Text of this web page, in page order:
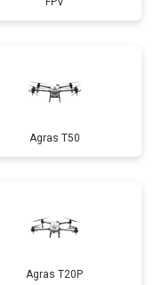
Agras T50
Agras T20P